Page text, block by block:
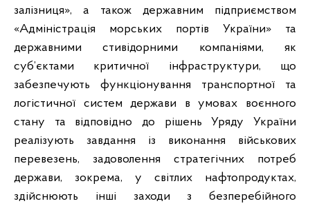
залізниця», а також державним підприємством
«Адміністрація морських портів України» та
державними стивідорними компаніями, як
суб’єктами критичної інфраструктури, що
забезпечують функціонування транспортної та
логістичної систем держави в умовах воєнного
стану та відповідно до рішень Уряду України
реалізують завдання із виконання військових
перевезень, задоволення стратегічних потреб
держави, зокрема, у світлих нафтопродуктах,
здійснюють інші заходи з безперебійного